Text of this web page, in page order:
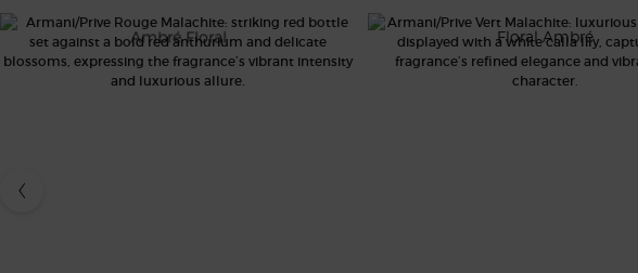
Ambré Floral Floral Ambré